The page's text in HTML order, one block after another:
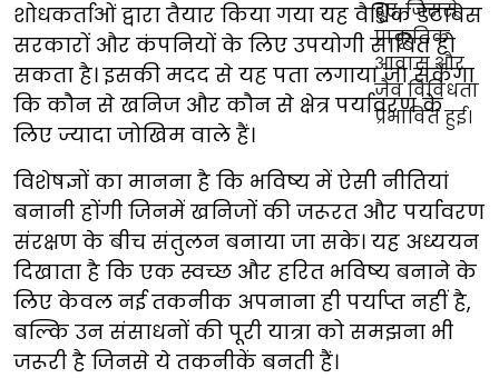
शोधकर्ताओं द्वारा तैयार किया गया यह वैश्विक डेटाबेस
सरकारों और कंपनियों के लिए उपयोगी साबित हो
सकता है। इसकी मदद से यह पता लगाया जा सकेगा
कि कौन से खनिज और कौन से क्षेत्र पर्यावरण के
लिए ज्यादा जोखिम वाले हैं।
विशेषज्ञों का मानना है कि भविष्य में ऐसी नीतियां
बनानी होंगी जिनमें खनिजों की जरूरत और पर्यावरण
संरक्षण के बीच संतुलन बनाया जा सके। यह अध्ययन
दिखाता है कि एक स्वच्छ और हरित भविष्य बनाने के
लिए केवल नई तकनीक अपनाना ही पर्याप्त नहीं है,
बल्कि उन संसाधनों की पूरी यात्रा को समझना भी
जरूरी है जिनसे ये तकनीकें बनती हैं।